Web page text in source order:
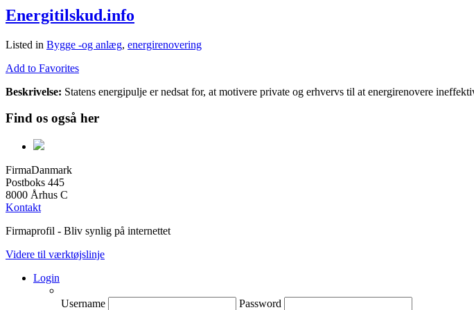
Energitilskud.info
Listed in Bygge -og anlæg, energirenovering
Add to Favorites
Beskrivelse: Statens energipulje er nedsat for, at motivere private og erhvervs til at energirenovere
Find os også her
FirmaDanmark
Postboks 445
8000 Århus C
Kontakt
Firmaprofil - Bliv synlig på internettet
Videre til værktøjslinje
Login
Username Password